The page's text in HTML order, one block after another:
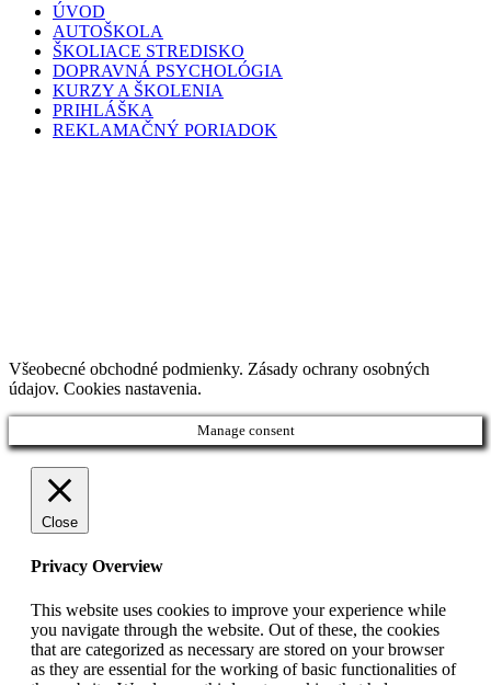
ÚVOD
AUTOŠKOLA
ŠKOLIACE STREDISKO
DOPRAVNÁ PSYCHOLÓGIA
KURZY A ŠKOLENIA
PRIHLÁŠKA
REKLAMAČNÝ PORIADOK
Všeobecné obchodné podmienky. Zásady ochrany osobných
údajov. Cookies nastavenia.
Manage consent
Close
Privacy Overview
This website uses cookies to improve your experience while
you navigate through the website. Out of these, the cookies
that are categorized as necessary are stored on your browser
as they are essential for the working of basic functionalities of